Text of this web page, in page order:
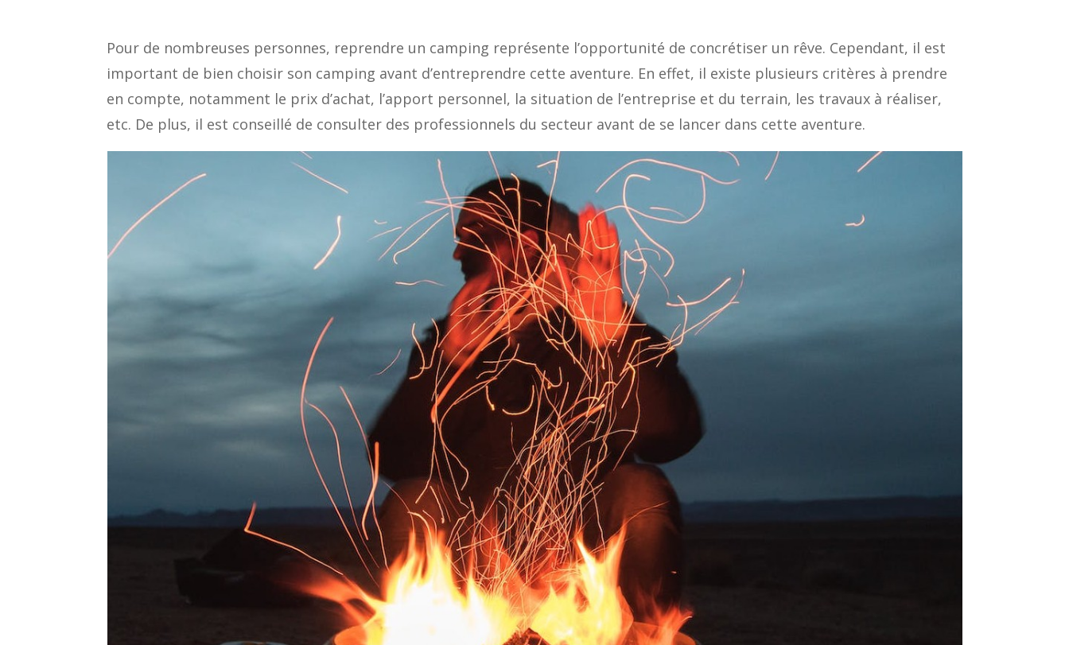
Pour de nombreuses personnes, reprendre un camping représente l’opportunité de concrétiser un rêve. Cependant, il est
important de bien choisir son camping avant d’entreprendre cette aventure. En effet, il existe plusieurs critères à prendre
en compte, notamment le prix d’achat, l’apport personnel, la situation de l’entreprise et du terrain, les travaux à réaliser,
etc. De plus, il est conseillé de consulter des professionnels du secteur avant de se lancer dans cette aventure.